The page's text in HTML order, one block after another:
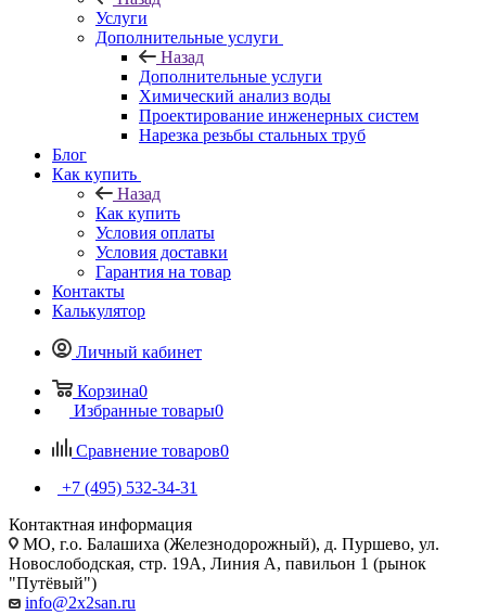
Услуги
Дополнительные услуги
Назад
Дополнительные услуги
Химический анализ воды
Проектирование инженерных систем
Нарезка резьбы стальных труб
Блог
Как купить
Назад
Как купить
Условия оплаты
Условия доставки
Гарантия на товар
Контакты
Калькулятор
Личный кабинет
Корзина0
Избранные товары0
Сравнение товаров0
+7 (495) 532‑34‑31
Контактная информация
МО, г.о. Балашиха (Железнодорожный), д. Пуршево, ул.
Новослободская, стр. 19А, Линия А, павильон 1 (рынок
"Путёвый")
info@2x2san.ru